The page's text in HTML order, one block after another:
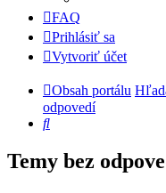
FAQ
Prihlásiť sa
Vytvoriť účet
Obsah portálu
odpovedí
Hľadať
Temy bez